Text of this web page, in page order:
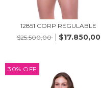
12851 CORP REGULABLE
$25.500,00
$17.850,00
30% OFF